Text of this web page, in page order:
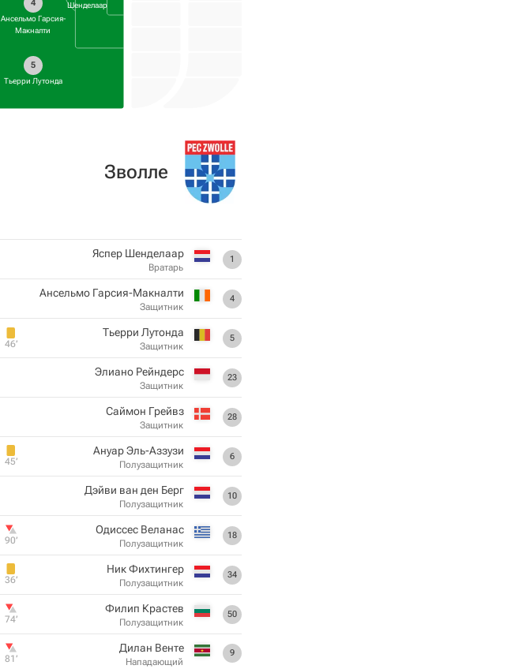
Шенделаар
4
Ансельмо Гарсия-
Макналти
5
Тьерри Лутонда
Зволле
1
Яспер Шенделаар
Вратарь
4
Ансельмо Гарсия-Макналти
Защитник
5
Тьерри Лутонда
Защитник
46‎’‎
23
Элиано Рейндерс
Защитник
28
Саймон Грейвз
Защитник
6
Ануар Эль-Аззузи
Полузащитник
45‎’‎
10
Дэйви ван ден Берг
Полузащитник
18
Одиссес Веланас
Полузащитник
90‎’‎
34
Ник Фихтингер
Полузащитник
36‎’‎
50
Филип Крастев
Полузащитник
74‎’‎
9
Дилан Венте
Нападающий
81‎’‎